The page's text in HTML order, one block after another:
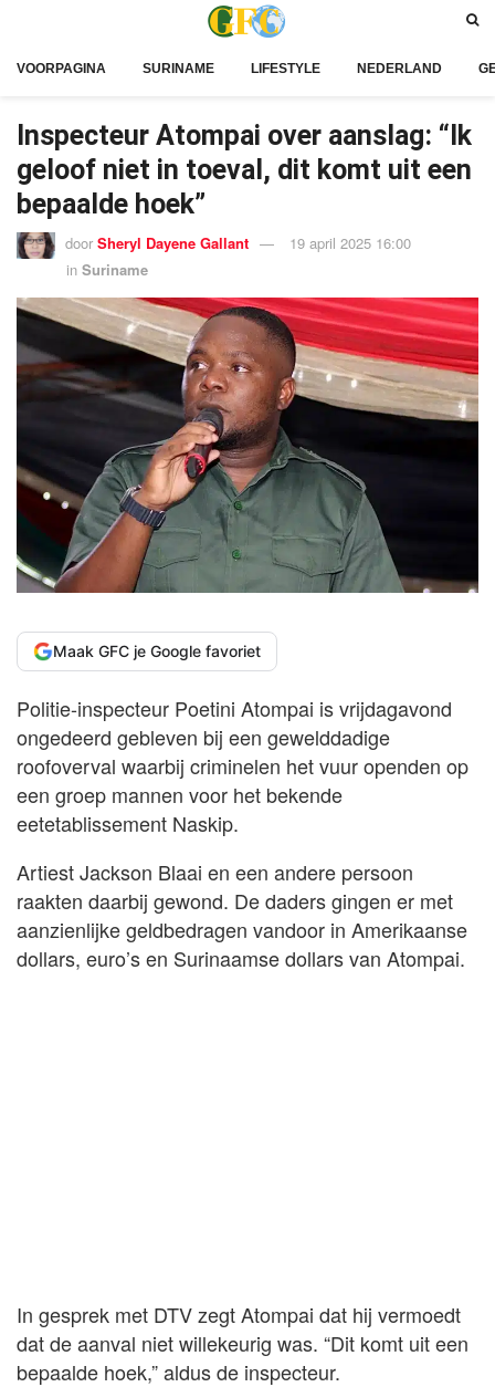
VOORPAGINA SURINAME LIFESTYLE NEDERLAND
Inspecteur Atompai over aanslag: “Ik
geloof niet in toeval, dit komt uit een
bepaalde hoek”
door Sheryl Dayene Gallant
19 april 2025 16:00
in Suriname
Maak GFC je Google favoriet
Politie-inspecteur Poetini Atompai is vrijdagavond
ongedeerd gebleven bij een gewelddadige
roofoverval waarbij criminelen het vuur openden op
een groep mannen voor het bekende
eetetablissement Naskip.
Artiest Jackson Blaai en een andere persoon
raakten daarbij gewond. De daders gingen er met
aanzienlijke geldbedragen vandoor in Amerikaanse
dollars, euro’s en Surinaamse dollars van Atompai.
In gesprek met DTV zegt Atompai dat hij vermoedt
dat de aanval niet willekeurig was. “Dit komt uit een
bepaalde hoek,” aldus de inspecteur.